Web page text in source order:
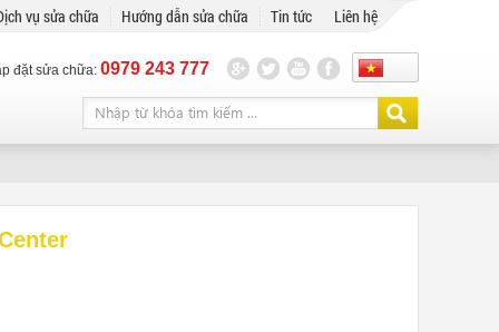
vụ sửa chữa Hướng dẫn sửa chữa Tin tức Liên hệ
đặt sửa chữa: 0979 243 777